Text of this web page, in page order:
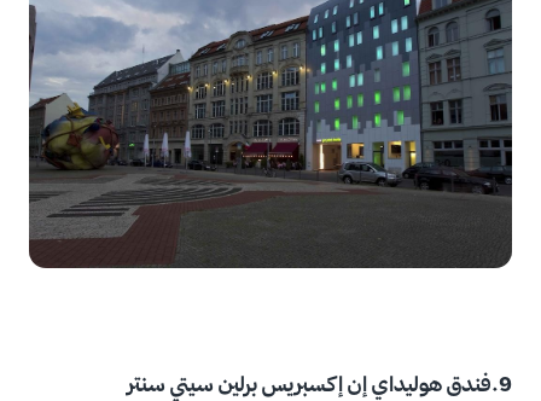
9.فندق هوليداي إن إكسبريس برلين سيتي سنتر